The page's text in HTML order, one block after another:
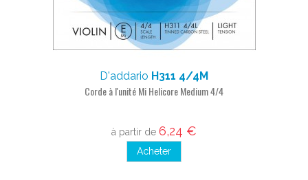
D'addario H311 4/4M
Corde à l'unité Mi Helicore Medium 4/4
à partir de 6,24 €
Acheter